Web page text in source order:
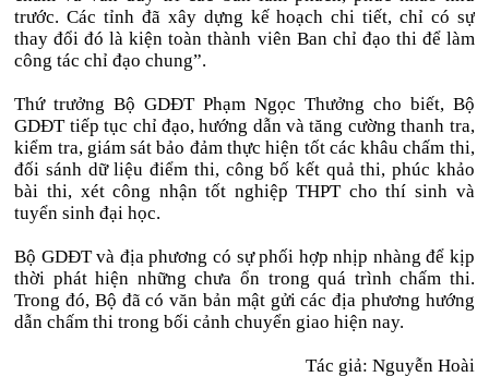
trước. Các tỉnh đã xây dựng kế hoạch chi tiết, chỉ có sự
thay đổi đó là kiện toàn thành viên Ban chỉ đạo thi để làm
công tác chỉ đạo chung”.
Thứ trưởng Bộ GDĐT Phạm Ngọc Thưởng cho biết, Bộ
GDĐT tiếp tục chỉ đạo, hướng dẫn và tăng cường thanh tra,
kiểm tra, giám sát bảo đảm thực hiện tốt các khâu chấm thi,
đối sánh dữ liệu điểm thi, công bố kết quả thi, phúc khảo
bài thi, xét công nhận tốt nghiệp THPT cho thí sinh và
tuyển sinh đại học.
Bộ GDĐT và địa phương có sự phối hợp nhịp nhàng để kịp
thời phát hiện những chưa ổn trong quá trình chấm thi.
Trong đó, Bộ đã có văn bản mật gửi các địa phương hướng
dẫn chấm thi trong bối cảnh chuyển giao hiện nay.
Tác giả: Nguyễn Hoài